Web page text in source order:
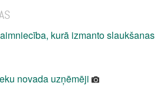
kurā izmanto slaukšanas
novada uzņēmēji